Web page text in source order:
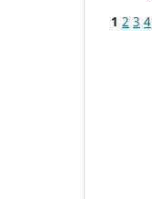
1 2 3 4